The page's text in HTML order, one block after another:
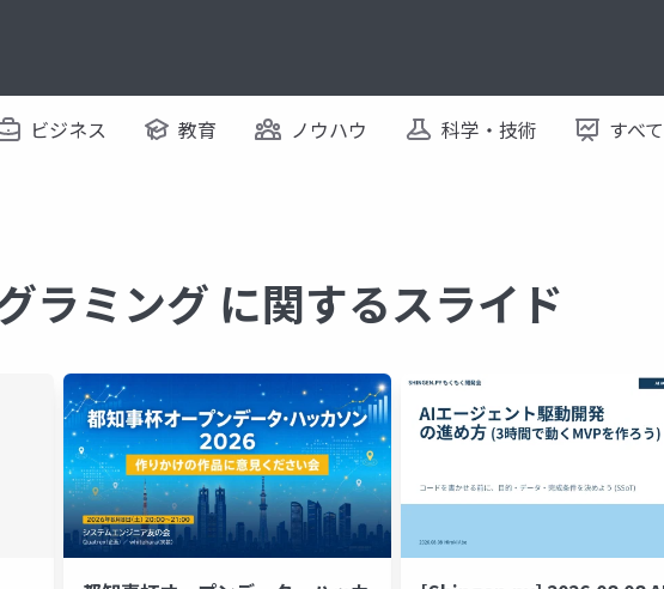
ビジネス 教育 ノウハウ 科学・技術 すべ
ラミング に関するスライド